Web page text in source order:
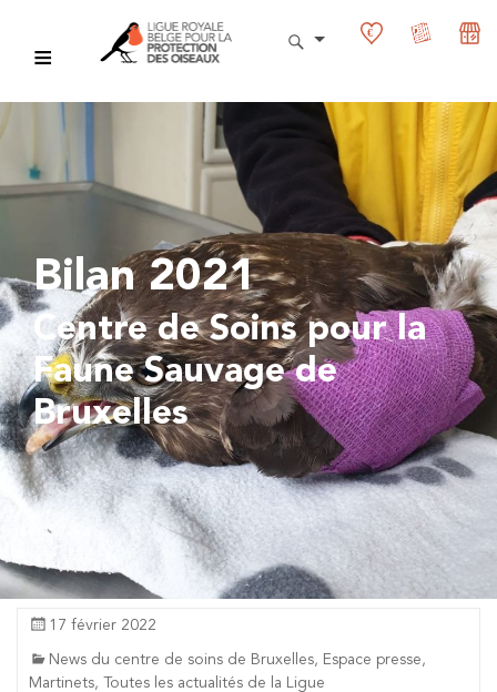
Bilan 2021
Centre de Soins pour la
Faune Sauvage de
Bruxelles
17 février 2022
News du centre de soins de Bruxelles, Espace presse,
Martinets, Toutes les actualités de la Ligue